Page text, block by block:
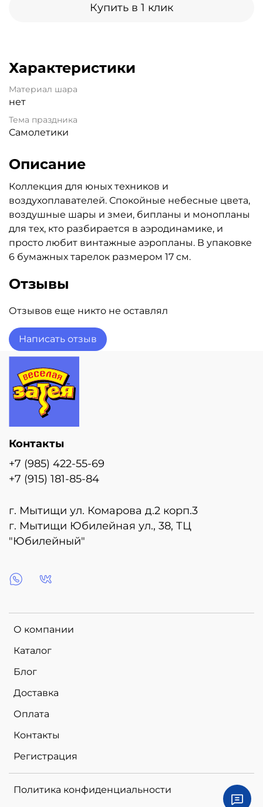
Купить в 1 клик
Характеристики
Материал шара
нет
Тема праздника
Самолетики
Описание
Коллекция для юных техников и
воздухоплавателей. Спокойные небесные цвета,
воздушные шары и змеи, бипланы и монопланы
для тех, кто разбирается в аэродинамике, и
просто любит винтажные аэропланы. В упаковке
6 бумажных тарелок размером 17 см.
Отзывы
Отзывов еще никто не оставлял
Написать отзыв
О компании
Каталог
Блог
Доставка
Оплата
Контакты
Регистрация
Политика конфиденциальности
Контакты
+7 (985) 422-55-69
+7 (915) 181-85-84
г. Мытищи ул. Комарова д.2 корп.3
г. Мытищи Юбилейная ул., 38, ТЦ
"Юбилейный"